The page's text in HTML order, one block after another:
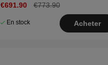
€691.90 €773.90
En stock Acheter